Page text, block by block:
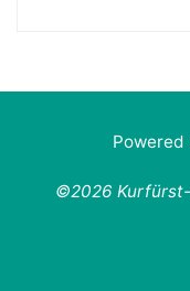
Powered
©2026